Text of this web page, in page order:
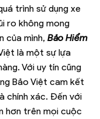
trình sử dụng xe
ro không mong
của mình, Bảo Hiểm
là một sự lựa
Với uy tín cũng
Bảo Việt cam kết
chính xác. Đến với
hơn trên mọi cuộc